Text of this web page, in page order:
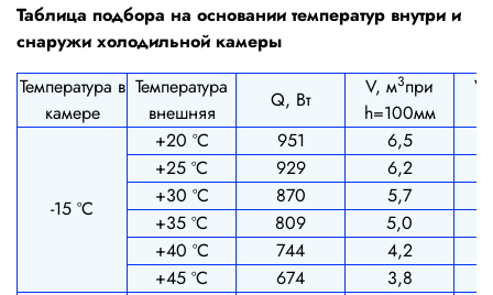
Таблица подбора на основании температур внутри и
снаружи холодильной камеры
Температура в
камере
Температура
внешняя
Q, Вт
V, м3при
h=100мм
-15 ºС
+20 ºС 951
6,5
+25 ºС
929
6,2
+30 ºС
870
5,7
+35 ºС
809
5,0
+40 ºС
744
4,2
+45 ºС
674 3,8